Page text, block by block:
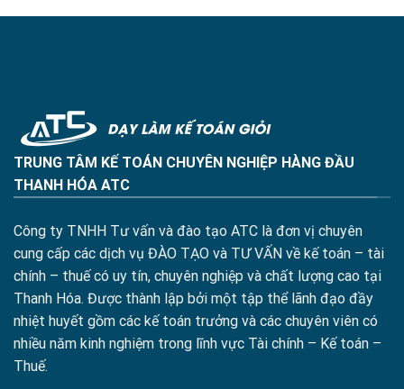
TRUNG TÂM KẾ TOÁN CHUYÊN NGHIỆP HÀNG ĐẦU
THANH HÓA ATC
Công ty TNHH Tư vấn và đào tạo ATC là đơn vị chuyên
cung cấp các dịch vụ ĐÀO TẠO và TƯ VẤN về kế toán – tài
chính – thuế có uy tín, chuyên nghiệp và chất lượng cao tại
Thanh Hóa. Được thành lập bởi một tập thể lãnh đạo đầy
nhiệt huyết gồm các kế toán trưởng và các chuyên viên có
nhiều năm kinh nghiệm trong lĩnh vực Tài chính – Kế toán –
Thuế.